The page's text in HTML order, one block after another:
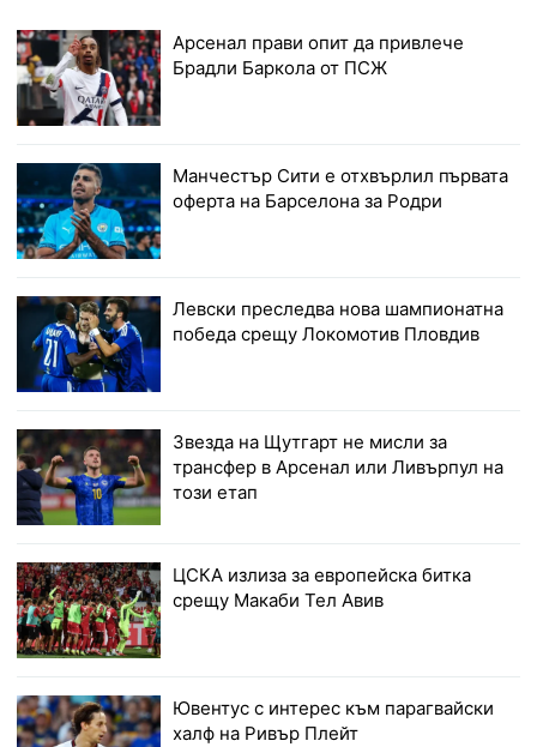
Арсенал прави опит да привлече
Брадли Баркола от ПСЖ
Манчестър Сити е отхвърлил първата
оферта на Барселона за Родри
Левски преследва нова шампионатна
победа срещу Локомотив Пловдив
Звезда на Щутгарт не мисли за
трансфер в Арсенал или Ливърпул на
този етап
ЦСКА излиза за европейска битка
срещу Макаби Тел Авив
Ювентус с интерес към парагвайски
халф на Ривър Плейт